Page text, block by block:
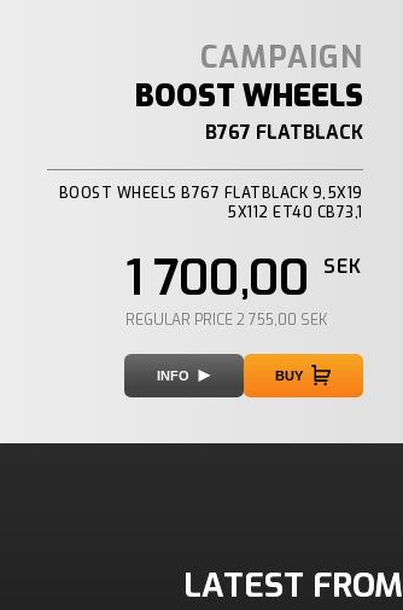
CAMPAIGN
BOOST WHEELS
B767 FLATBLACK
BOOST WHEELS B767 FLATBLACK 9,5X19
5X112 ET40 CB73,1
1 700,00 SEK
REGULAR PRICE 2 755,00 SEK
INFO BUY
LATEST